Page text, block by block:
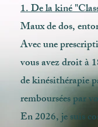
1. De la kiné
Maux de dos,
Avec une
vous avez droit à
de kinésithérapie
remboursées par
En 2026, je suis